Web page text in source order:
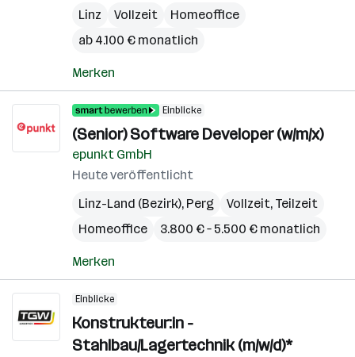
Linz
Vollzeit
Homeoffice
ab 4.100 € monatlich
Merken
Einblicke
(Senior) Software Developer (w/m/x)
epunkt GmbH
Heute veröffentlicht
Linz-Land (Bezirk), Perg
Vollzeit, Teilzeit
Homeoffice
3.800 € – 5.500 € monatlich
Merken
Einblicke
Konstrukteur:in -
Stahlbau/Lagertechnik (m/w/d)*